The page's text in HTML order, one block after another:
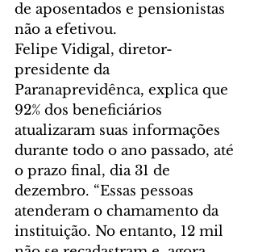
de aposentados e pensionistas
não a efetivou.
Felipe Vidigal, diretor-
presidente da
Paranaprevidênca, explica que
92% dos beneficiários
atualizaram suas informações
durante todo o ano passado, até
o prazo final, dia 31 de
dezembro. “Essas pessoas
atenderam o chamamento da
instituição. No entanto, 12 mil